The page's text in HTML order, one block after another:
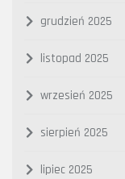
grudzień 2025
listopad 2025
wrzesień 2025
sierpień 2025
lipiec 2025